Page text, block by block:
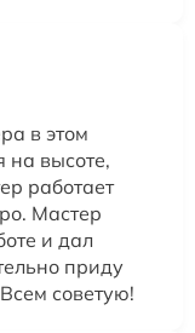
в этом
на высоте,
работает
Мастер
и дал
приду
советую!